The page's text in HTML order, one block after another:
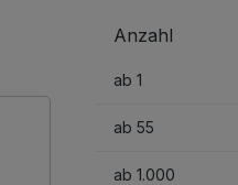
Anzahl
ab 1
ab 55
ab 1.000